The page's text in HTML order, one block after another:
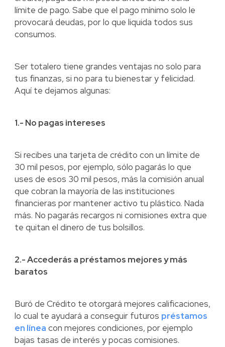
límite de pago. Sabe que el pago mínimo solo le
provocará deudas, por lo que liquida todos sus
consumos.
Ser totalero tiene grandes ventajas no solo para
tus finanzas, si no para tu bienestar y felicidad.
Aquí te dejamos algunas:
1.- No pagas intereses
Si recibes una tarjeta de crédito con un límite de
30 mil pesos, por ejemplo, sólo pagarás lo que
uses de esos 30 mil pesos, más la comisión anual
que cobran la mayoría de las instituciones
financieras por mantener activo tu plástico. Nada
más. No pagarás recargos ni comisiones extra que
te quitan el dinero de tus bolsillos.
2.- Accederás a préstamos mejores y más
baratos
Buró de Crédito te otorgará mejores calificaciones,
lo cual te ayudará a conseguir futuros préstamos
en línea con mejores condiciones, por ejemplo
bajas tasas de interés y pocas comisiones.